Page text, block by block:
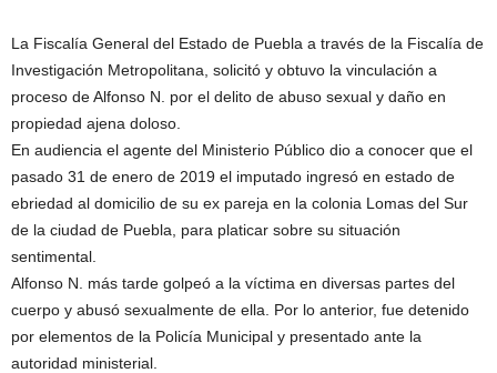
La Fiscalía General del Estado de Puebla a través de la Fiscalía de
Investigación Metropolitana, solicitó y obtuvo la vinculación a
proceso de Alfonso N. por el delito de abuso sexual y daño en
propiedad ajena doloso.
En audiencia el agente del Ministerio Público dio a conocer que el
pasado 31 de enero de 2019 el imputado ingresó en estado de
ebriedad al domicilio de su ex pareja en la colonia Lomas del Sur
de la ciudad de Puebla, para platicar sobre su situación
sentimental.
Alfonso N. más tarde golpeó a la víctima en diversas partes del
cuerpo y abusó sexualmente de ella. Por lo anterior, fue detenido
por elementos de la Policía Municipal y presentado ante la
autoridad ministerial.